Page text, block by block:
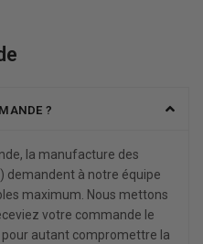
?
la manufacture des
demandent à notre équipe
maximum. Nous mettons
votre commande le
autant compromettre la